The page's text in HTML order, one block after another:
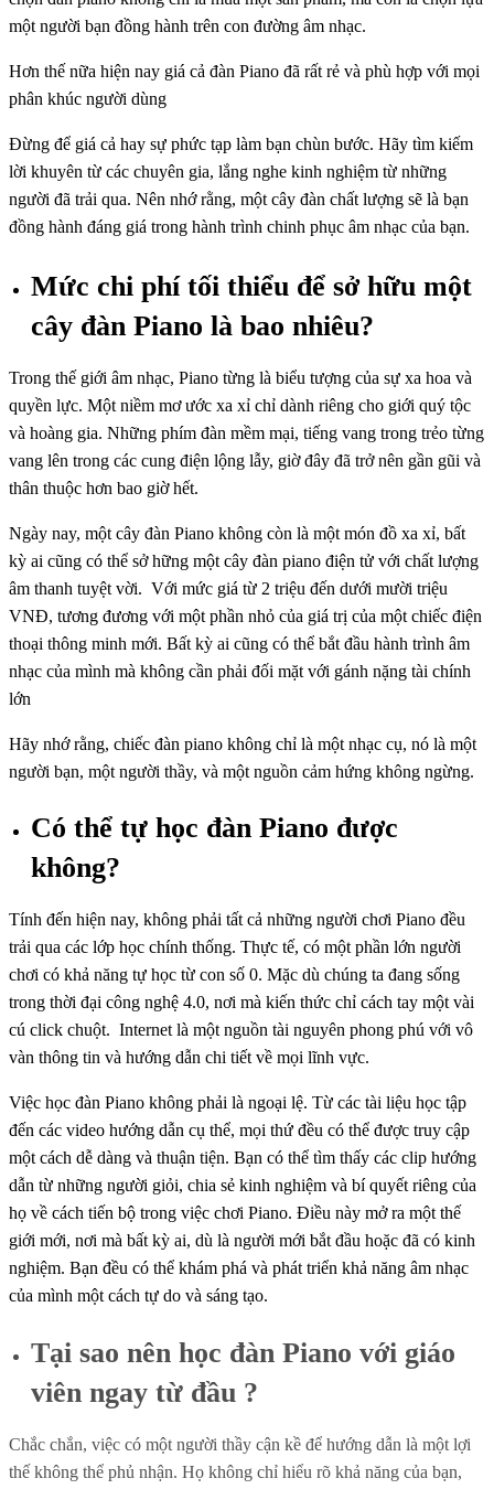
một người bạn đồng hành trên con đường âm nhạc.
Hơn thế nữa hiện nay giá cả đàn Piano đã rất rẻ và phù hợp với mọi
phân khúc người dùng
Đừng để giá cả hay sự phức tạp làm bạn chùn bước. Hãy tìm kiếm
lời khuyên từ các chuyên gia, lắng nghe kinh nghiệm từ những
người đã trải qua. Nên nhớ rằng, một cây đàn chất lượng sẽ là bạn
đồng hành đáng giá trong hành trình chinh phục âm nhạc của bạn.
Mức chi phí tối thiểu để sở hữu một
cây đàn Piano là bao nhiêu?
Trong thế giới âm nhạc, Piano từng là biểu tượng của sự xa hoa và
quyền lực. Một niềm mơ ước xa xỉ chỉ dành riêng cho giới quý tộc
và hoàng gia. Những phím đàn mềm mại, tiếng vang trong trẻo từng
vang lên trong các cung điện lộng lẫy, giờ đây đã trở nên gần gũi và
thân thuộc hơn bao giờ hết.
Ngày nay, một cây đàn Piano không còn là một món đồ xa xỉ, bất
kỳ ai cũng có thể sở hững một cây đàn piano điện tử với chất lượng
âm thanh tuyệt vời. Với mức giá từ 2 triệu đến dưới mười triệu
VNĐ, tương đương với một phần nhỏ của giá trị của một chiếc điện
thoại thông minh mới. Bất kỳ ai cũng có thể bắt đầu hành trình âm
nhạc của mình mà không cần phải đối mặt với gánh nặng tài chính
lớn
Hãy nhớ rằng, chiếc đàn piano không chỉ là một nhạc cụ, nó là một
người bạn, một người thầy, và một nguồn cảm hứng không ngừng.
Có thể tự học đàn Piano được
không?
Tính đến hiện nay, không phải tất cả những người chơi Piano đều
trải qua các lớp học chính thống. Thực tế, có một phần lớn người
chơi có khả năng tự học từ con số 0. Mặc dù chúng ta đang sống
trong thời đại công nghệ 4.0, nơi mà kiến thức chỉ cách tay một vài
cú click chuột. Internet là một nguồn tài nguyên phong phú với vô
vàn thông tin và hướng dẫn chi tiết về mọi lĩnh vực.
Việc học đàn Piano không phải là ngoại lệ. Từ các tài liệu học tập
đến các video hướng dẫn cụ thể, mọi thứ đều có thể được truy cập
một cách dễ dàng và thuận tiện. Bạn có thể tìm thấy các clip hướng
dẫn từ những người giỏi, chia sẻ kinh nghiệm và bí quyết riêng của
họ về cách tiến bộ trong việc chơi Piano. Điều này mở ra một thế
giới mới, nơi mà bất kỳ ai, dù là người mới bắt đầu hoặc đã có kinh
nghiệm. Bạn đều có thể khám phá và phát triển khả năng âm nhạc
của mình một cách tự do và sáng tạo.
Tại sao nên học đàn Piano với giáo
viên ngay từ đầu ?
Chắc chắn, việc có một người thầy cận kề để hướng dẫn là một lợi
thế không thể phủ nhận. Họ không chỉ hiểu rõ khả năng của bạn,